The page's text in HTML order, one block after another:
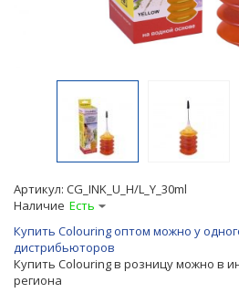
Артикул: CG_INK_U_H/L_Y_30ml
Наличие Есть
Купить Colouring оптом можно у
дистрибьюторов
Купить Colouring в розницу можно в
региона